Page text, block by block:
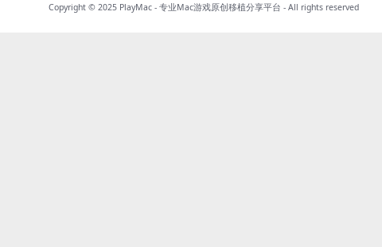
Copyright © 2025 PlayMac - 专业Mac游戏原创移植分享平台 - All rights reserved